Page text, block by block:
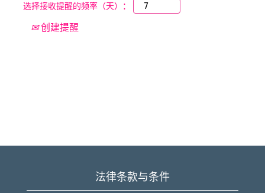
选择接收提醒的频率（天）：
创建提醒
法律条款与条件